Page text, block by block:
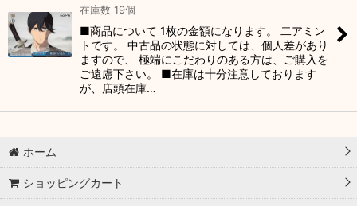
在庫数 19個
■商品について 1枚の金額になります。 二アミン
トです。 中古品の状態に対しては、個人差があり
ますので、 極端にこだわりのある方は、ご購入を
ご遠慮下さい。 ■在庫は十分注意しております
が、店頭在庫…
ホーム
ショッピングカート